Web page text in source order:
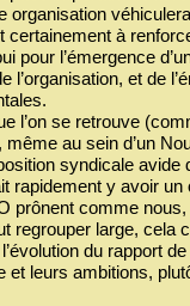
organisation
certainement à
pour l’émergence
et de
l’on se retrouve
au sein d’un
syndicale
rapidement y avoir
prônent comme
regrouper large,
du rapport
et leurs ambitions,